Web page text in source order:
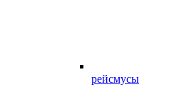
рейсмусы